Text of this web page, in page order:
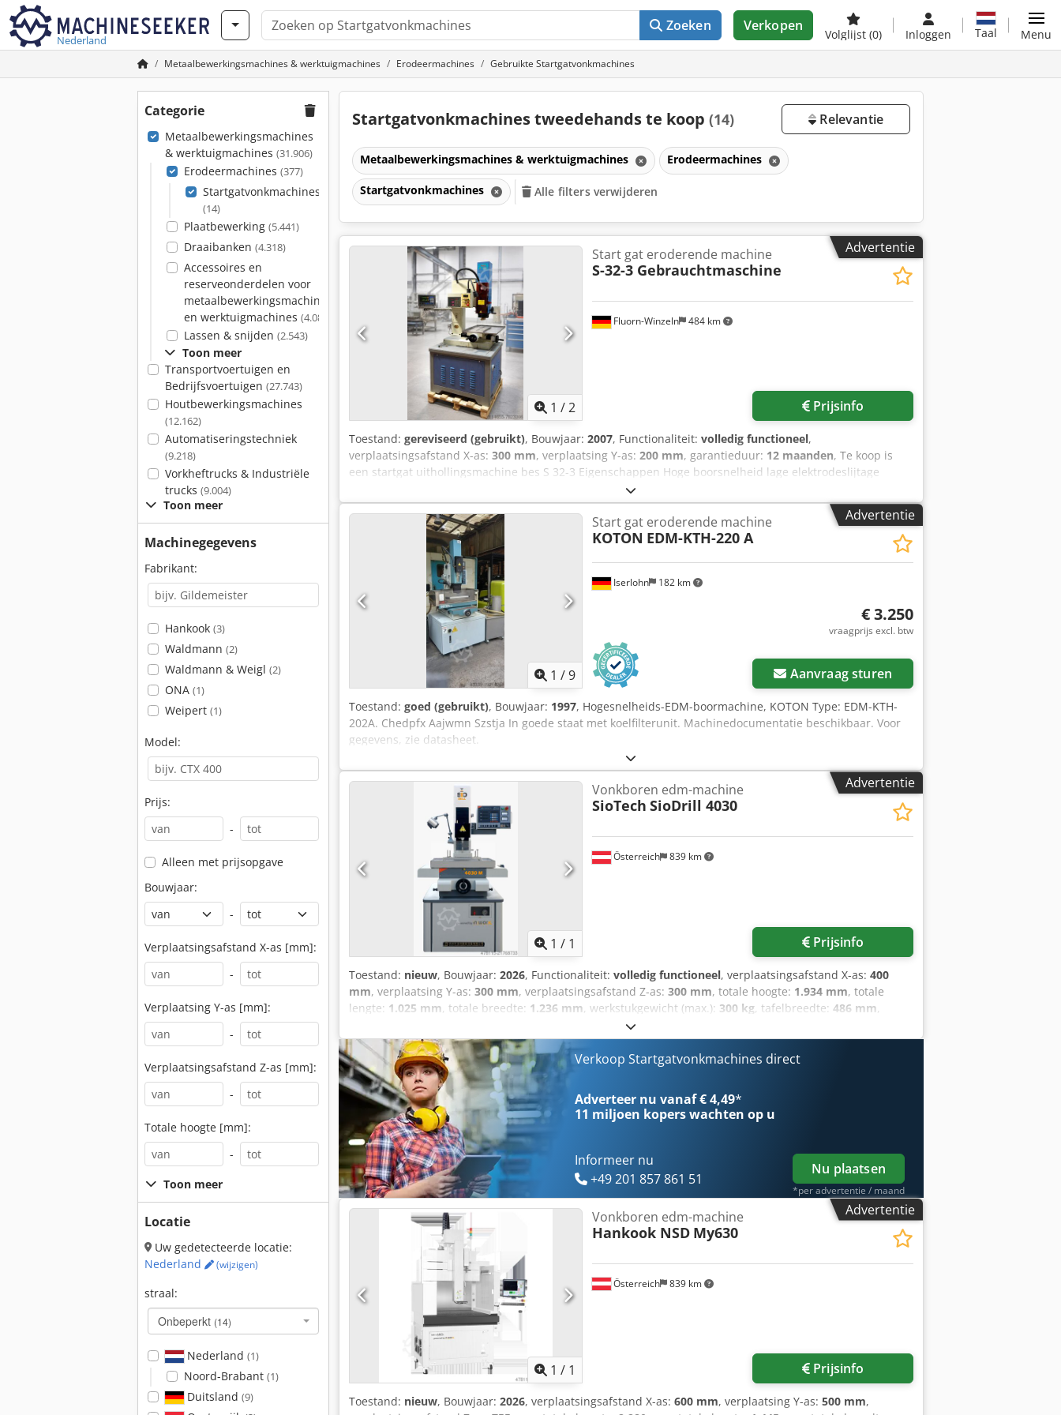
Nederland
Zoeken Verkopen
Volglijst (0) Inloggen Taal Menu
Metaalbewerkingsmachines & werktuigmachines Erodeermachines Gebruikte Startgatvonkmachines
Categorie
Metaalbewerkingsmachines
& werktuigmachines (31.906)
Erodeermachines (377)
Startgatvonkmachines
(14)
Plaatbewerking (5.441)
Draaibanken (4.318)
Accessoires en
reserveonderdelen voor
metaalbewerkingsmachines
en werktuigmachines (4.080)
Lassen & snijden (2.543)
Toon meer
Transportvoertuigen en
Bedrijfsvoertuigen (27.743)
Houtbewerkingsmachines
(12.162)
Automatiseringstechniek
(9.218)
Vorkheftrucks & Industriële
trucks (9.004)
Toon meer
Machinegegevens
Fabrikant:
Hankook (3)
Waldmann (2)
Waldmann & Weigl (2)
ONA (1)
Weipert (1)
Model:
Prijs:
-
Alleen met prijsopgave
Bouwjaar:
-
Verplaatsingsafstand X-as [mm]:
-
Verplaatsing Y-as [mm]:
-
Verplaatsingsafstand Z-as [mm]:
-
Totale hoogte [mm]:
-
Toon meer
Locatie
Uw gedetecteerde locatie:
Nederland
(wijzigen)
straal:
Onbeperkt (14)
Nederland (1)
Noord-Brabant (1)
Duitsland (9)
Startgatvonkmachines tweedehands te koop (14) Relevantie
Metaalbewerkingsmachines & werktuigmachines Erodeermachines
Startgatvonkmachines Alle filters verwijderen
Advertentie
1 /2
Fluorn-Winzeln 484 km
Start gat eroderende machine
S-32-3 Gebrauchtmaschine
Prijsinfo
Toestand: gereviseerd (gebruikt), Bouwjaar: 2007, Functionaliteit: volledig functioneel,
verplaatsingsafstand X-as: 300 mm, verplaatsing Y-as: 200 mm, garantieduur: 12 maanden, Te koop is
een startgat uithollingsmachine bes S 32-3 Eigenschappen Hoge boorsnelheid lage elektrodeslijtage
Tafelafmetingen (breedte x diepte) 450 x 210 mm Verplaatsing X/Y/Z 290 x 190 x 350 mm Gemotoriseerde
grove verstelling Z 150 mm Max. Werkstukhoogte 245 mm Max. Werkstukgewicht 200 kg
Elektrodengeleider aanpassing 150 mm Csdpfxoir Eaho Aateha Diameter elektrode 0,3 - 10 mm
Uitwendige afmetingen van de machine 1030 x 800 x 2100 mm Nettogewicht van de machine 600 kg
Filterbus 20 l (standaard), Programmeerbare Z-as standaard Verschillende machines onmiddellijk
Advertentie
1 /9
Iserlohn 182 km
Start gat eroderende machine
KOTON EDM-KTH-220 A
€ 3.250
vraagprijs excl. btw
Aanvraag sturen
Toestand: goed (gebruikt), Bouwjaar: 1997, Hogesnelheids-EDM-boormachine, KOTON Type: EDM-KTH-
202A. Chedpfx Aajwmn Szstja In goede staat met koelfilterunit. Machinedocumentatie beschikbaar. Voor
gegevens, zie datasheet.
Advertentie
1 / 1
Österreich 839 km
Vonkboren edm-machine
SioTech SioDrill 4030
Prijsinfo
Toestand: nieuw, Bouwjaar: 2026, Functionaliteit: volledig functioneel, verplaatsingsafstand X-as: 400
mm, verplaatsing Y-as: 300 mm, verplaatsingsafstand Z-as: 300 mm, totale hoogte: 1.934 mm, totale
lengte: 1.025 mm, totale breedte: 1.236 mm, werkstukgewicht (max.): 300 kg, tafelbreedte: 486 mm,
, Te koop: nieuwe machine (Meerdere modellen op aanvraag
beschikbaar) Technische gegevens: Elektrodediameter: 0,3–3 mm Boor diepte: 0–300 mm Max.
werkstukhoogte: 300 mm Z1-as verplaatsing: 300 mm Z2-as verplaatsing (dubbele Z): 300 mm Max.
bewerkingssnelheid: 60 mm/min Toerental draaispil: 20–120 tpm Tafelafmeting: 486 x 310 mm
Tafelverplaatsing: 400 x 300 mm Max. belastbaarheid werktafel: 300 kg Max. stroomopname: 30 A Max.
stroomverbruik: 3,5 kVA Type besturing: automatische Z-as Inhoud werkvloei-stoftank: 30 l Afmetingen
machine: 1236 x 1025 x 1934 mm Digitale uitlezing (DRO): voor X-, Y- en Z-as Machinegewicht: 700 kg
Standaard toebehoren: 1x elektrodengeleider: 0,5 mm 1x elektrodengeleider: 1,0 mm 10x elektrode: 0,5
mm 10x elektrode: 1,0 mm Csdpfjy Emu Sox Aateha
Verkoop Startgatvonkmachines direct
Adverteer nu vanaf € 4,49*
11 miljoen koperswachten op u
Informeer nu
+49 201 857 861 51
Nu plaatsen
*per advertentie / maand
Advertentie
1 / 1
Österreich 839 km
Vonkboren edm-machine
Hankook NSD My630
Prijsinfo
Toestand: nieuw, Bouwjaar: 2026, verplaatsingsafstand X-as: 600 mm, verplaatsing Y-as: 500 mm,